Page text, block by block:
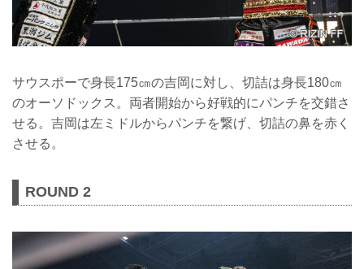
サウスポーで身長175㎝の吉岡に対し、切詰は身長180㎝
のオーソドックス。両者開始から好戦的にパンチを交錯さ
せる。吉岡は左ミドルからパンチを繋げ、切詰の鼻を赤く
させる。
ROUND 2